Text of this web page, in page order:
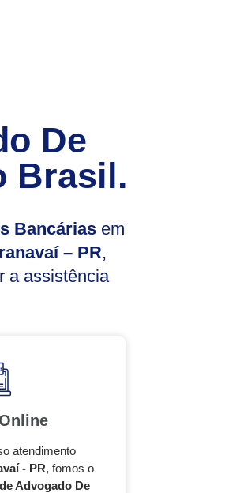
De
Brasil.
Bancárias em
– PR,
a assistência
atendimento
- PR, fomos o
Advogado De